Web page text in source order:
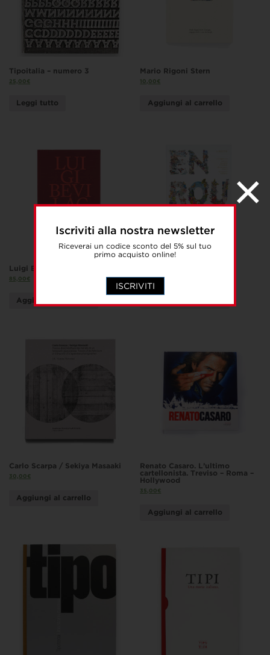
Iscriviti alla nostra newsletter
Riceverai un codice sconto del 5% sul tuo
primo acquisto online!
ISCRIVITI
Tipoitalia – numero 3
25,00€
Leggi tutto
Mario Rigoni Stern
10,00€
Aggiungi al carrello
Luigi Bevilacqua
85,00€
Aggiungi al carrello
40,00€
Carlo Scarpa / Sekiya Masaaki
30,00€
Aggiungi al carrello
Renato Casaro. L’ultimo
cartellonista. Treviso – Roma –
Hollywood
35,00€
Aggiungi al carrello